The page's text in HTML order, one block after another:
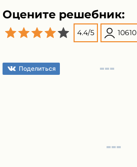
Оцените решебник:
4.4/5 10610
Поделиться